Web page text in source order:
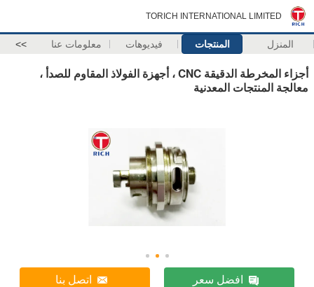
TORICH INTERNATIONAL LIMITED
المنزل المنتجات فيديوهات معلومات عنا >>
أجزاء المخرطة الدقيقة CNC ، أجهزة الفولاذ المقاوم للصدأ ،
معالجة المنتجات المعدنية
افضل سعر اتصل بنا